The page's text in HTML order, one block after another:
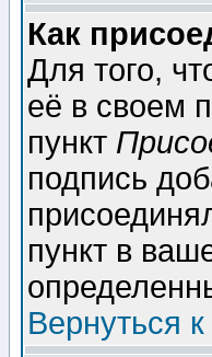
Как
Для того,
её в своем
пункт
подпись
пункт в
Вернуться